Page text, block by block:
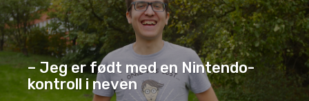
– Jeg er født med en Nintendo-
kontroll i neven